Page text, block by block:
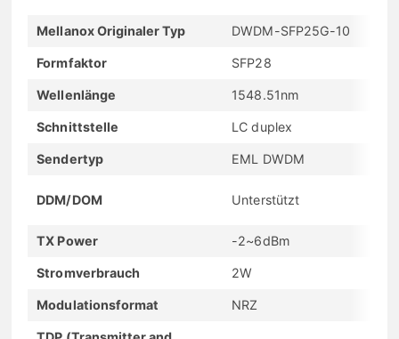
Mellanox Originaler Typ DWDM-SFP25G-10
Formfaktor SFP28
Wellenlänge 1548.51nm
Schnittstelle LC duplex
Sendertyp EML DWDM
DDM/DOM Unterstützt
TX Power -2~6dBm
Stromverbrauch 2W
Modulationsformat NRZ